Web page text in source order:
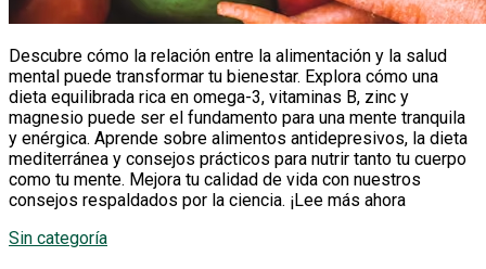
Descubre cómo la relación entre la alimentación y la salud
mental puede transformar tu bienestar. Explora cómo una
dieta equilibrada rica en omega-3, vitaminas B, zinc y
magnesio puede ser el fundamento para una mente tranquila
y enérgica. Aprende sobre alimentos antidepresivos, la dieta
mediterránea y consejos prácticos para nutrir tanto tu cuerpo
como tu mente. Mejora tu calidad de vida con nuestros
consejos respaldados por la ciencia. ¡Lee más ahora
Sin categoría